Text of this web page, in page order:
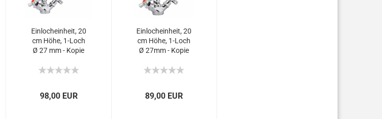
Einlocheinheit, 20
cm Höhe, 1-Loch
Ø 27 mm - Kopie
98,00 EUR
Einlocheinheit, 20
cm Höhe, 1-Loch
Ø 27mm - Kopie
89,00 EUR